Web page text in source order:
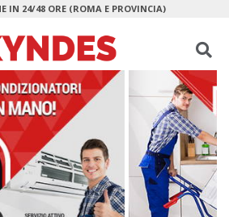
IN 24/48 ORE (ROMA E PROVINCIA)